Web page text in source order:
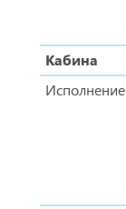
Кабина
Исполнение